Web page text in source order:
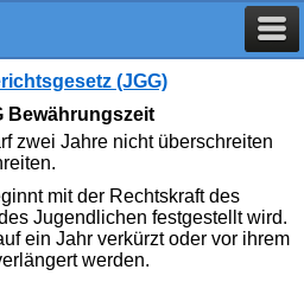
(JGG)
Bewährungszeit
zwei Jahre nicht überschreiten
mit der Rechtskraft des
Jugendlichen festgestellt wird.
ein Jahr verkürzt oder vor ihrem
werden.